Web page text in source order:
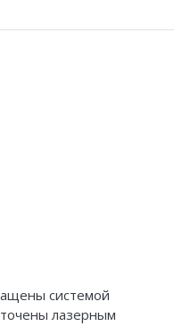
системой
лазерным